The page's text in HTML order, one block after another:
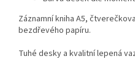
Záznamní kniha A5,
bezdřevého papíru.
Tuhé desky a kvalitní lepená